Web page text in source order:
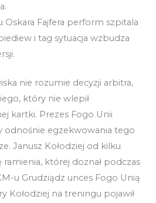
Oskara Fajfera perform szpitala
i tag sytuacja wzbudza
nie rozumie decyzji arbitra,
który nie wlepił
kartki. Prezes Fogo Unii
odnośnie egzekwowania tego
Janusz Kołodziej od kilku
której doznał podczas
u Grudziądz unces Fogo Unią
Kołodziej na treningu pojawił